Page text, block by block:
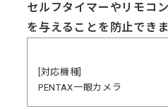
セルフタイマーやリモコ
を与えることを防止でき
[対応機種]
PENTAX一眼カメラ